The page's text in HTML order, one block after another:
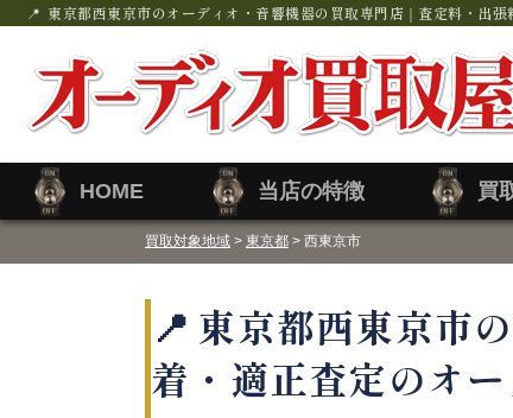
東京都西東京市のオーディオ・音響機器の買取専門店｜査定料・出
HOME 当店の特徴 買
買取対象地域 > 東京都 > 西東京市
東京都西東京市
着・適正査定のオー